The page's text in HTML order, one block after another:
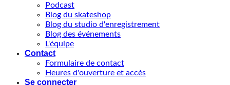
Podcast
Blog du skateshop
Blog du studio d'enregistrement
Blog des événements
L'équipe
Contact
Formulaire de contact
Heures d'ouverture et accès
Se connecter